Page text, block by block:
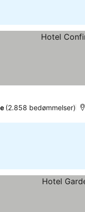
(2.858 bedømmelser)